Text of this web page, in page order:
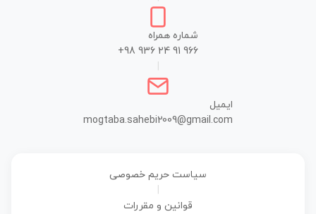
شماره همراه
+98 936 24 91 966
ایمیل
mogtaba.sahebi2009@gmail.com
سیاست حریم خصوصی
قوانین و مقررات